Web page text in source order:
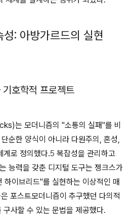
: 아방가르드의 실현
호학적 프로젝트
는 모더니즘의 "소통의 실패"를 비
순한 양식이 아니라 다원주의, 혼성,
계로 정의했다.5 복잡성을 관리하고
능력을 갖춘 디지털 도구는 젱크스가
하이브리드"를 실현하는 이상적인 매
포스트모더니즘이 추구했던 다의적
구사할 수 있는 문법을 제공했다.